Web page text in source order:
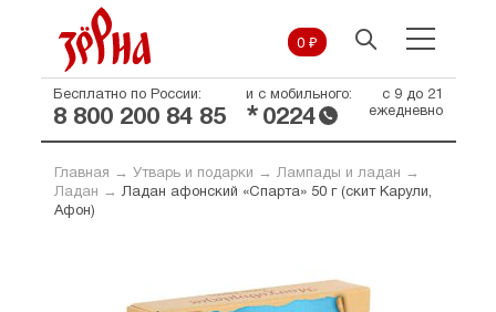
0 ₽
Бесплатно по России:
8 800 200 84 85
и с мобильного:
* 0224
с 9 до 21
ежедневно
Главная → Утварь и подарки → Лампады и ладан →
Ладан → Ладан афонский «Спарта» 50 г (скит Карули,
Афон)